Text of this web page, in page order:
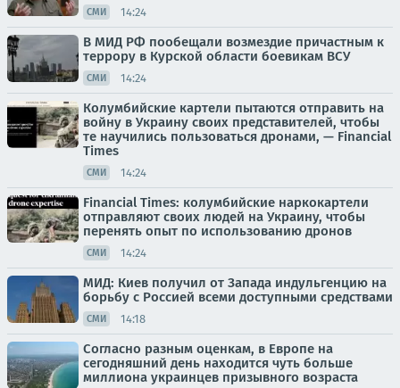
СМИ 14:24
В МИД РФ пообещали возмездие причастным к
террору в Курской области боевикам ВСУ
СМИ 14:24
Колумбийские картели пытаются отправить на
войну в Украину своих представителей, чтобы
те научились пользоваться дронами, — Financial
Times
СМИ 14:24
Financial Times: колумбийские наркокартели
отправляют своих людей на Украину, чтобы
перенять опыт по использованию дронов
СМИ 14:24
МИД: Киев получил от Запада индульгенцию на
борьбу с Россией всеми доступными средствами
СМИ 14:18
Согласно разным оценкам, в Европе на
сегодняшний день находится чуть больше
миллиона украинцев призывного возраста